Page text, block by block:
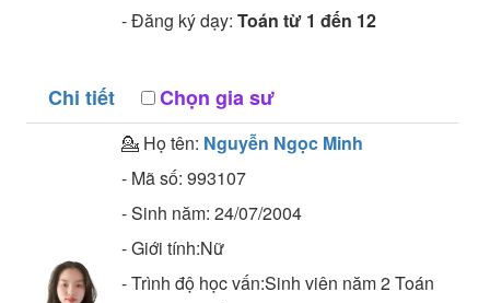
- Đăng ký dạy: Toán từ 1 đến 12
Chi tiết Chọn gia sư
💁 Họ tên: Nguyễn Ngọc Minh
- Mã số: 993107
- Sinh năm: 24/07/2004
- Giới tính:Nữ
- Trình độ học vấn:Sinh viên năm 2Toán